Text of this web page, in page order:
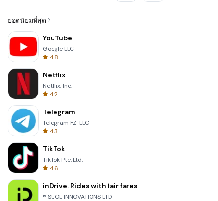
ยอดนิยมที่สุด
YouTube
Google LLC
4.8
Netflix
Netflix, Inc.
4.2
Telegram
Telegram FZ-LLC
4.3
TikTok
TikTok Pte. Ltd.
4.6
inDrive. Rides with fair fares
® SUOL INNOVATIONS LTD